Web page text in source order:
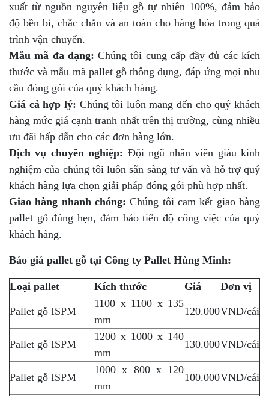
xuất từ nguồn nguyên liệu gỗ tự nhiên 100%, đảm bảo
độ bền bỉ, chắc chắn và an toàn cho hàng hóa trong quá
trình vận chuyển.
Mẫu mã đa dạng: Chúng tôi cung cấp đầy đủ các kích
thước và mẫu mã pallet gỗ thông dụng, đáp ứng mọi nhu
cầu đóng gói của quý khách hàng.
Giá cả hợp lý: Chúng tôi luôn mang đến cho quý khách
hàng mức giá cạnh tranh nhất trên thị trường, cùng nhiều
ưu đãi hấp dẫn cho các đơn hàng lớn.
Dịch vụ chuyên nghiệp: Đội ngũ nhân viên giàu kinh
nghiệm của chúng tôi luôn sẵn sàng tư vấn và hỗ trợ quý
khách hàng lựa chọn giải pháp đóng gói phù hợp nhất.
Giao hàng nhanh chóng: Chúng tôi cam kết giao hàng
pallet gỗ đúng hẹn, đảm bảo tiến độ công việc của quý
khách hàng.
Báo giá pallet gỗ tại Công ty Pallet Hùng Minh:
Loại pallet Kích thước Giá Đơn vị
Pallet gỗ ISPM
1100 x 1100 x 135
mm
120.000VNĐ/cái
Pallet gỗ ISPM
1200 x 1000 x 140
mm
130.000VNĐ/cái
Pallet gỗ ISPM
1000 x 800 x 120
mm
100.000VNĐ/cái